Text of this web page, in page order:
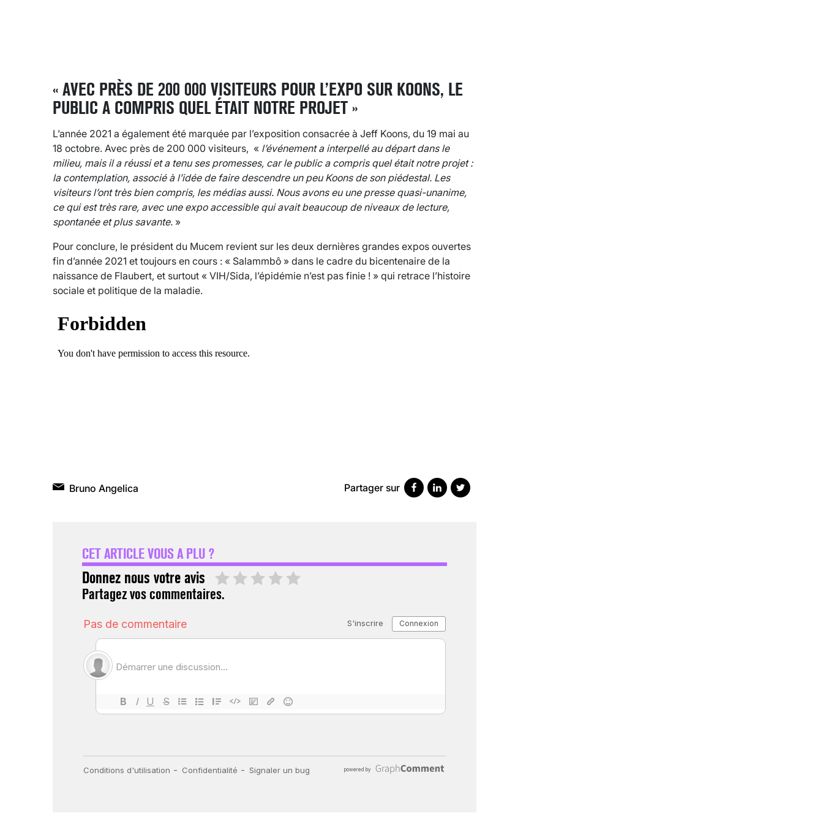
« AVEC PRÈS DE 200 000 VISITEURS POUR L’EXPO SUR KOONS, LE
PUBLIC A COMPRIS QUEL ÉTAIT NOTRE PROJET »
L’année 2021 a également été marquée par l’exposition consacrée à Jeff Koons, du 19 mai au
18 octobre. Avec près de 200 000 visiteurs, « l’événement a interpellé au départ dans le
milieu, mais il a réussi et a tenu ses promesses, car le public a compris quel était notre projet :
la contemplation, associé à l’idée de faire descendre un peu Koons de son piédestal. Les
visiteurs l’ont très bien compris, les médias aussi. Nous avons eu une presse quasi-unanime,
ce qui est très rare, avec une expo accessible qui avait beaucoup de niveaux de lecture,
spontanée et plus savante. »
Pour conclure, le président du Mucem revient sur les deux dernières grandes expos ouvertes
fin d’année 2021 et toujours en cours : « Salammbô » dans le cadre du bicentenaire de la
naissance de Flaubert, et surtout « VIH/Sida, l’épidémie n’est pas finie ! » qui retrace l’histoire
sociale et politique de la maladie.
Bruno Angelica Partager sur
CET ARTICLE VOUS A PLU ?
Donnez nous votre avis
Partagez vos commentaires.
VARICES PELVIENNES : UN REDOUTABLE MAL FÉMININ ENFIN SOIGNÉ !